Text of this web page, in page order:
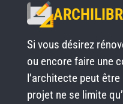
Si vous désirez
ou encore faire une
l’architecte peut
projet ne se limite